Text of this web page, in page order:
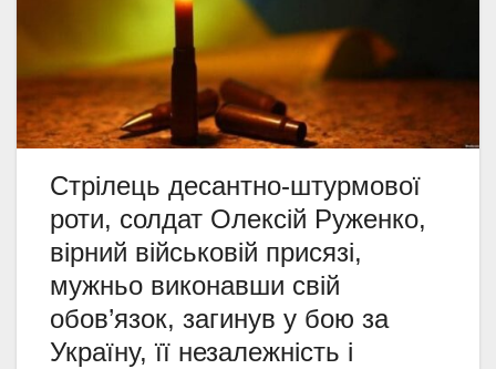
Стрілець десантно-штурмової
роти, солдат Олексій Руженко,
вірний військовій присязі,
мужньо виконавши свій
обов’язок, загинув у бою за
Україну, її незалежність і